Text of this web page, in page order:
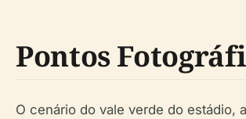
Pontos
O cenário do vale verde do estádio,